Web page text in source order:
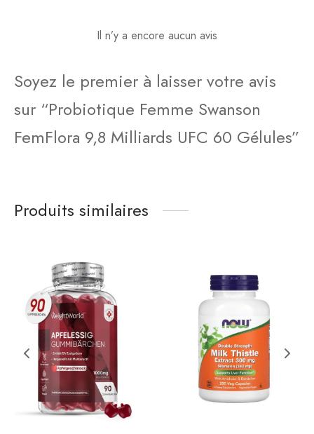
Il n’y a encore aucun avis
Soyez le premier à laisser votre avis
sur “Probiotique Femme Swanson
FemFlora 9,8 Milliards UFC 60 Gélules”
Produits similaires